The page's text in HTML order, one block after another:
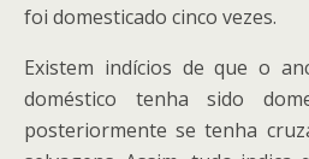
foi domesticado cinco vezes.
Existem indícios de que o
doméstico tenha sido
posteriormente se tenha